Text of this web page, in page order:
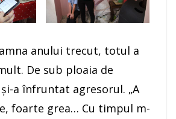
anului trecut, totul a
De sub ploaia de
a înfruntat agresorul. „A
foarte grea… Cu timpul m-